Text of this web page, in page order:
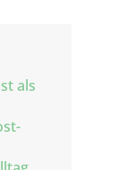
als